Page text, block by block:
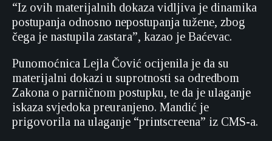
“Iz ovih materijalnih dokaza vidljiva je dinamika
postupanja odnosno nepostupanja tužene, zbog
čega je nastupila zastara”, kazao je Baćevac.
Punomoćnica Lejla Čović ocijenila je da su
materijalni dokazi u suprotnosti sa odredbom
Zakona o parničnom postupku, te da je ulaganje
iskaza svjedoka preuranjeno. Mandić je
prigovorila na ulaganje “printscreena” iz CMS-a.